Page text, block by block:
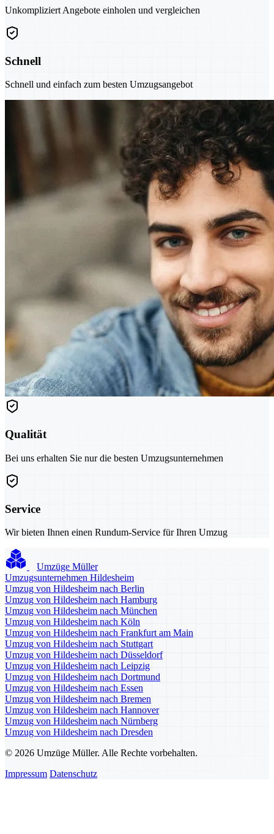
Unkompliziert Angebote einholen und vergleichen
Schnell
Schnell und einfach zum besten Umzugsangebot
Qualität
Bei uns erhalten Sie nur die besten Umzugsunternehmen
Service
Wir bieten Ihnen einen Rundum-Service für Ihren Umzug
Umzüge Müller
Umzugsunternehmen Hildesheim
Umzug von Hildesheim nach Berlin
Umzug von Hildesheim nach Hamburg
Umzug von Hildesheim nach München
Umzug von Hildesheim nach Köln
Umzug von Hildesheim nach Frankfurt am Main
Umzug von Hildesheim nach Stuttgart
Umzug von Hildesheim nach Düsseldorf
Umzug von Hildesheim nach Leipzig
Umzug von Hildesheim nach Dortmund
Umzug von Hildesheim nach Essen
Umzug von Hildesheim nach Bremen
Umzug von Hildesheim nach Hannover
Umzug von Hildesheim nach Nürnberg
Umzug von Hildesheim nach Dresden
© 2026 Umzüge Müller. Alle Rechte vorbehalten.
Impressum Datenschutz